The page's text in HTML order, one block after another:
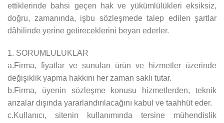
ettiklerinde bahsi geçen hak ve yükümlülükleri eksiksiz,
doğru, zamanında, işbu sözleşmede talep edilen şartlar
dâhilinde yerine getireceklerini beyan ederler.
1. SORUMLULUKLAR
a.Firma, fiyatlar ve sunulan ürün ve hizmetler üzerinde
değişiklik yapma hakkını her zaman saklı tutar.
b.Firma, üyenin sözleşme konusu hizmetlerden, teknik
arızalar dışında yararlandırılacağını kabul ve taahhüt eder.
c.Kullanıcı, sitenin kullanımında tersine mühendislik